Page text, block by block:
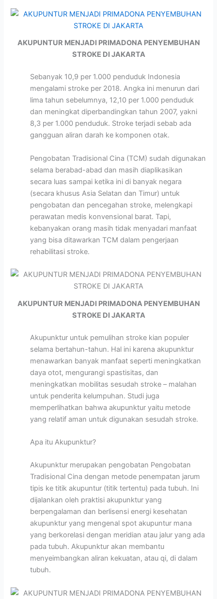
AKUPUNTUR MENJADI PRIMADONA PENYEMBUHAN
STROKE DI JAKARTA
Sebanyak 10,9 per 1.000 penduduk Indonesia
mengalami stroke per 2018. Angka ini menurun dari
lima tahun sebelumnya, 12,10 per 1.000 penduduk
dan meningkat diperbandingkan tahun 2007, yakni
8,3 per 1.000 penduduk. Stroke terjadi sebab ada
gangguan aliran darah ke komponen otak.
Pengobatan Tradisional Cina (TCM) sudah digunakan
selama berabad-abad dan masih diaplikasikan
secara luas sampai ketika ini di banyak negara
(secara khusus Asia Selatan dan Timur) untuk
pengobatan dan pencegahan stroke, melengkapi
perawatan medis konvensional barat. Tapi,
kebanyakan orang masih tidak menyadari manfaat
yang bisa ditawarkan TCM dalam pengerjaan
rehabilitasi stroke.
AKUPUNTUR MENJADI PRIMADONA PENYEMBUHAN
STROKE DI JAKARTA
Akupunktur untuk pemulihan stroke kian populer
selama bertahun-tahun. Hal ini karena akupunktur
menawarkan banyak manfaat seperti meningkatkan
daya otot, mengurangi spastisitas, dan
meningkatkan mobilitas sesudah stroke – malahan
untuk penderita kelumpuhan. Studi juga
memperlihatkan bahwa akupunktur yaitu metode
yang relatif aman untuk digunakan sesudah stroke.
Apa itu Akupunktur?
Akupunktur merupakan pengobatan Pengobatan
Tradisional Cina dengan metode penempatan jarum
tipis ke titik akupuntur (titik tertentu) pada tubuh. Ini
dijalankan oleh praktisi akupunktur yang
berpengalaman dan berlisensi energi kesehatan
akupunktur yang mengenal spot akupuntur mana
yang berkorelasi dengan meridian atau jalur yang ada
pada tubuh. Akupunktur akan membantu
menyeimbangkan aliran kekuatan, atau qi, di dalam
tubuh.